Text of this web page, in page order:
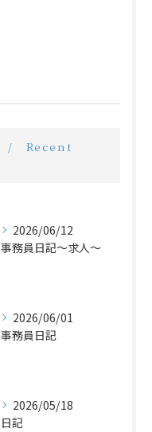
Recent
2026/06/12
事務員日記〜求人〜
2026/06/01
事務員日記
2026/05/18
日記